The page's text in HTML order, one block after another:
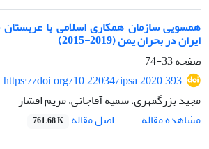
همسویی سازمان همکاری اسلامی با عربستان
ایران در بحران یمن (2019-2015)
صفحه33-74
https://doi.org/10.22034/ipsa.2020.393
مجید بزرگمهری، سمیه آقاجانی، مریم افشار
مشاهده مقاله
اصل مقاله 761.68 K